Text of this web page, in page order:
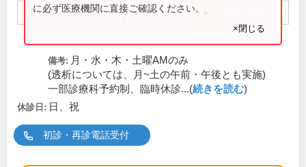
14:00～16:00 ●
に必ず医療機関に直接ご確認ください。
×閉じる
備考: 月・水・木・土曜AMのみ
(透析については、月~土の午前・午後とも実施)
一部診療科予約制、臨時休診...(続きを読む)
休診日: 日、祝
初診・再診電話受付